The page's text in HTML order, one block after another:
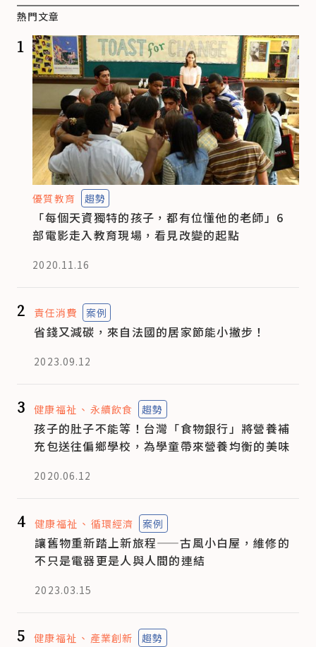
熱門文章
1
優質教育 趨勢
「每個天資獨特的孩子，都有位懂他的老師」6
部電影走入教育現場，看見改變的起點
2020.11.16
2 責任消費 案例
省錢又減碳，來自法國的居家節能小撇步！
2023.09.12
3 健康福祉 永續飲食 趨勢
孩子的肚子不能等！台灣「食物銀行」將營養補
充包送往偏鄉學校，為學童帶來營養均衡的美味
2020.06.12
4 健康福祉 循環經濟 案例
讓舊物重新踏上新旅程——古風小白屋，維修的
不只是電器更是人與人間的連結
2023.03.15
5 健康福祉 產業創新 趨勢